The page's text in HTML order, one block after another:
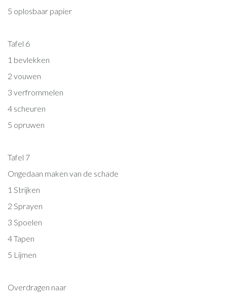
5 oplosbaar papier
Tafel 6
1 bevlekken
2 vouwen
3 verfrommelen
4 scheuren
5 opruwen
Tafel 7
Ongedaan maken van de schade
1 Strijken
2 Sprayen
3 Spoelen
4 Tapen
5 Lijmen
Overdragen naar